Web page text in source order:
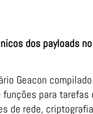
dos payloads
Geacon
funções para tarefas
de rede,